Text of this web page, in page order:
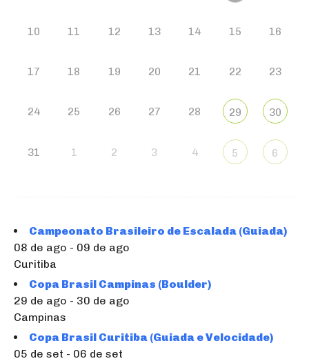
10 11 12 13 14 15 16
17 18 19 20 21 22 23
24 25 26 27 28 29 30
31 1 2 3 4 5 6
Campeonato Brasileiro de Escalada (Guiada)
08 de ago - 09 de ago
Curitiba
Copa Brasil Campinas (Boulder)
29 de ago - 30 de ago
Campinas
Copa Brasil Curitiba (Guiada e Velocidade)
05 de set - 06 de set